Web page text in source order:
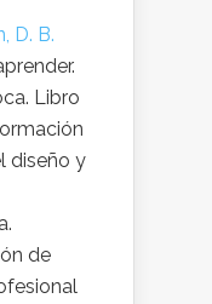
D. B.
Libro
diseño y
de